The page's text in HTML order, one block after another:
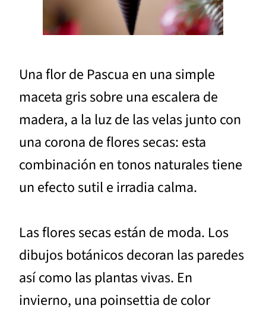
Una flor de Pascua en una simple
maceta gris sobre una escalera de
madera, a la luz de las velas junto con
una corona de flores secas: esta
combinación en tonos naturales tiene
un efecto sutil e irradia calma.
Las flores secas están de moda. Los
dibujos botánicos decoran las paredes
así como las plantas vivas. En
invierno, una poinsettia de color